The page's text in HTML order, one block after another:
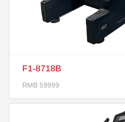
F1-8718B
RMB 59999